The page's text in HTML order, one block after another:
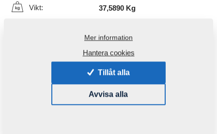
Vikt: 37,5890 Kg
Mer information
Hantera cookies
Tillåt alla
Avvisa alla